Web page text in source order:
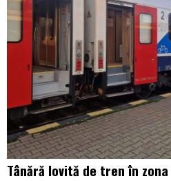
Tânără lovită de tren în